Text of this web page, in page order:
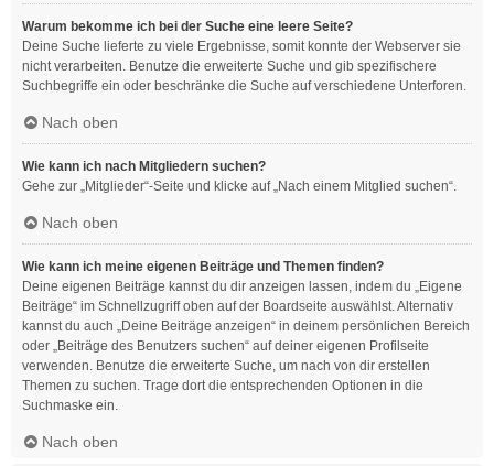
Warum bekomme ich bei der Suche eine leere Seite?
Deine Suche lieferte zu viele Ergebnisse, somit konnte der Webserver sie
nicht verarbeiten. Benutze die erweiterte Suche und gib spezifischere
Suchbegriffe ein oder beschränke die Suche auf verschiedene Unterforen.
Nach oben
Wie kann ich nach Mitgliedern suchen?
Gehe zur „Mitglieder“-Seite und klicke auf „Nach einem Mitglied suchen“.
Nach oben
Wie kann ich meine eigenen Beiträge und Themen finden?
Deine eigenen Beiträge kannst du dir anzeigen lassen, indem du „Eigene
Beiträge“ im Schnellzugriff oben auf der Boardseite auswählst. Alternativ
kannst du auch „Deine Beiträge anzeigen“ in deinem persönlichen Bereich
oder „Beiträge des Benutzers suchen“ auf deiner eigenen Profilseite
verwenden. Benutze die erweiterte Suche, um nach von dir erstellen
Themen zu suchen. Trage dort die entsprechenden Optionen in die
Suchmaske ein.
Nach oben